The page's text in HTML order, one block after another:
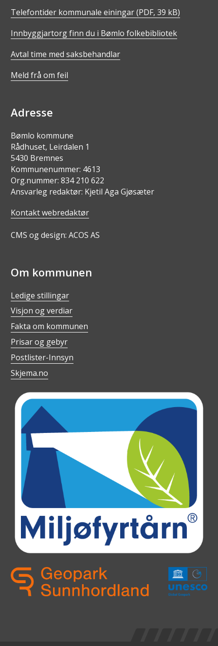
Telefontider kommunale einingar(PDF, 39 kB)
Innbyggjartorg finn du i Bømlo folkebibliotek
Avtal time med saksbehandlar
Meld frå om feil
Adresse
Bømlo kommune
Rådhuset, Leirdalen 1
5430 Bremnes
Kommunenummer: 4613
Org.nummer: 834 210 622
Ansvarleg redaktør: Kjetil Aga Gjøsæter
Kontakt webredaktør
CMS og design: ACOS AS
Om kommunen
Ledige stillingar
Visjon og verdiar
Fakta om kommunen
Prisar og gebyr
Postlister-Innsyn
Skjema.no